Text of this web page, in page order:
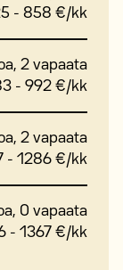
Kehä III ja
ja
- 858 €/kk
2 vapaata
- 992 €/kk
2 vapaata
- 1286 €/kk
0 vapaata
- 1367 €/kk